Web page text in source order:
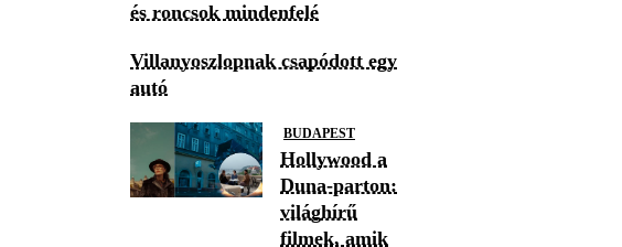
és roncsok mindenfelé
Villanyoszlopnak csapódott egy
autó
BUDAPEST
Hollywood a
Duna-parton:
világhírű
filmek, amik